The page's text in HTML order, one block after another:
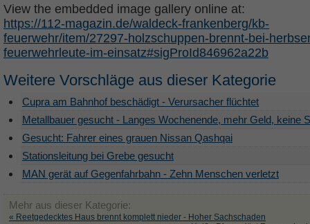
View the embedded image gallery online at:
https://112-magazin.de/waldeck-frankenberg/kb-
feuerwehr/item/27297-holzschuppen-brennt-bei-
feuerwehrleute-im-einsatz#sigProId846962a22b
Weitere Vorschläge aus dieser Kategorie
Cupra am Bahnhof beschädigt - Verursacher flüchtet
Metallbauer gesucht - Langes Wochenende, mehr Geld, keine
Gesucht: Fahrer eines grauen Nissan Qashqai
Stationsleitung bei Grebe gesucht
MAN gerät auf Gegenfahrbahn - Zehn Menschen verletzt
Mehr aus dieser Kategorie:
« Reetgedecktes Haus brennt komplett nieder - Hoher Sachschaden